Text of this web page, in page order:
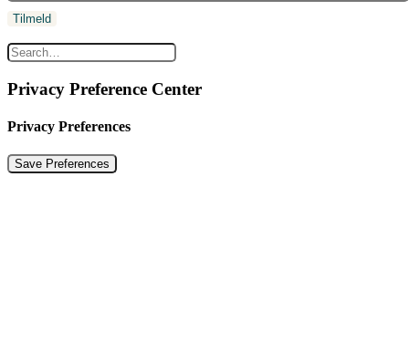
Privacy Preference Center
Privacy Preferences